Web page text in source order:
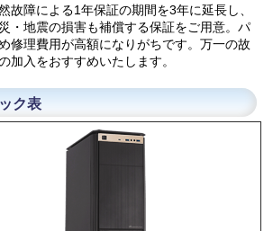
故障による1年保証の期間を3年に延長し、
・地震の損害も補償する保証をご用意。パ
修理費用が高額になりがちです。万一の故
加入をおすすめいたします。
ク表